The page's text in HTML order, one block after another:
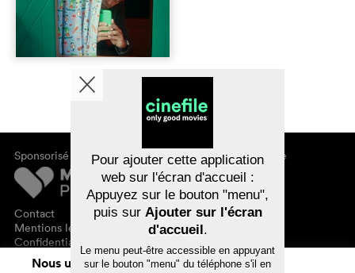
Sponsorisé par
Contact
Mentions légales
Confidentialité des données
À propos de cinefile
S'inscrire/s'abonner
Newsletter
FAQ
Bons-cadeaux
Nous utilisons des cookies. En naviguant
Pour ajouter cette application
web sur l'écran d'accueil :
Appuyez sur le bouton "menu",
puis sur Ajouter sur l'écran
d'accueil.
Le menu peut-être accessible en appuyant
sur le bouton "menu" du téléphone s'il en